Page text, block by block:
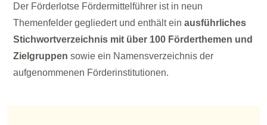
Der Förderlotse Fördermittelführer ist in neun
Themenfelder gegliedert und enthält ein ausführliches
Stichwortverzeichnis mit über 100 Förderthemen und
Zielgruppen sowie ein Namensverzeichnis der
aufgenommenen Förderinstitutionen.